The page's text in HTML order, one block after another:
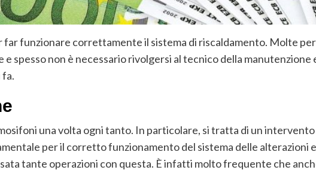
far funzionare correttamente il sistema di riscaldamento. Molte
spesso non è necessario rivolgersi al tecnico della manutenzione
fa.
una volta ogni tanto. In particolare, si tratta di un
per il corretto funzionamento del sistema delle alterazioni e
tante operazioni con questa. È infatti molto frequente che